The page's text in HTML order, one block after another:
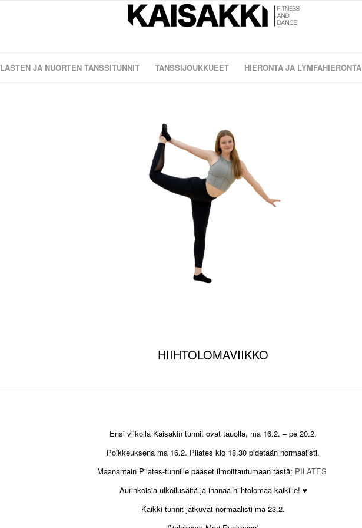
LASTEN JA NUORTEN TANSSITUNNIT TANSSIJOUKKUEET HIERONTA JA LYMFAHIERONTA
HIIHTOLOMAVIIKKO
Ensi viikolla Kaisakin tunnit ovat tauolla, ma 16.2. – pe 20.2.
Poikkeuksena ma 16.2. Pilates klo 18.30 pidetään normaalisti.
Maanantain Pilates-tunnille pääset ilmoittautumaan tästä: PILATES
Aurinkoisia ulkoilusäitä ja ihanaa hiihtolomaa kaikille! ♥
Kaikki tunnit jatkuvat normaalisti ma 23.2.